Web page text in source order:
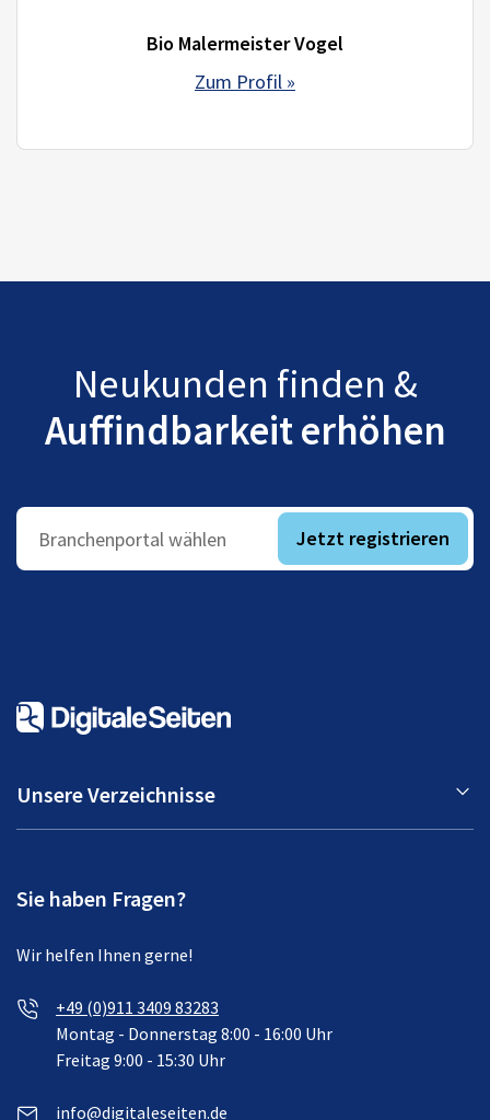
Bio Malermeister Vogel
Zum Profil »
Neukunden finden &
Auffindbarkeit erhöhen
Branchenportal wählen Jetzt registrieren
Unsere Verzeichnisse
Sie haben Fragen?
Wir helfen Ihnen gerne!
+49 (0)911 3409 83283
Montag - Donnerstag 8:00 - 16:00 Uhr
Freitag 9:00 - 15:30 Uhr
info@digitaleseiten.de